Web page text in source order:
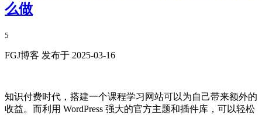
么做
5
FGJ博客 发布于 2025-03-16
知识付费时代，搭建一个课程学习网站可以为自己带来额外的
收益。而利用 WordPress 强大的官方主题和插件库，可以轻松